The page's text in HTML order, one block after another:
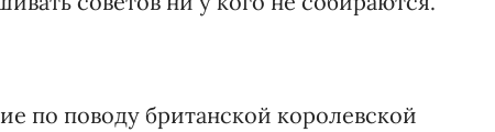
по поводу британской королевской